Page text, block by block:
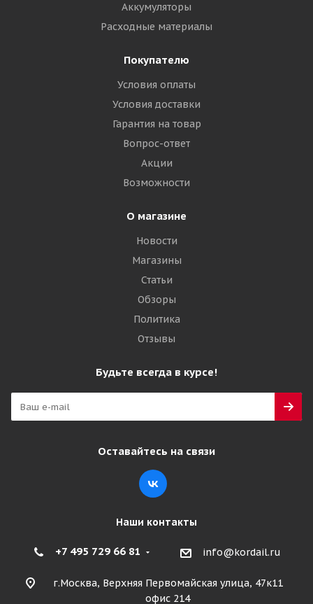
Аккумуляторы
Расходные материалы
Покупателю
Условия оплаты
Условия доставки
Гарантия на товар
Вопрос-ответ
Акции
Возможности
О магазине
Новости
Магазины
Статьи
Обзоры
Политика
Отзывы
Будьте всегда в курсе!
Оставайтесь на связи
Наши контакты
+7 495 729 66 81 info@kordail.ru
г.Москва, Верхняя Первомайская улица, 47к11
офис 214